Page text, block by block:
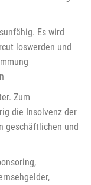
Es wird
loswerden und
Zum
die Insolvenz der
geschäftlichen und